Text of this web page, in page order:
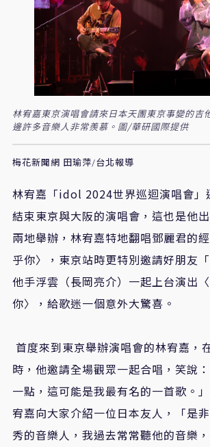
林宥嘉東京演唱會請來日本天團東京事變的吉
邊許多音樂人非常羨慕。圖/華研國際提供
梅花新聞網 田瑜萍/台北報導
林宥嘉「idol 2024世界巡迴演唱會
結束東京與大阪的演唱會，這也是他
兩地舉辦，林宥嘉特地翻唱鄧麗君的
乎你〉，東京站時更特別邀請好朋友
他手浮雲（長岡亮介）一起上台演出
你〉，給歌迷一個意外大驚喜。
首度來到東京舉辦演唱會的林宥嘉，
時，他邀請全場觀眾一起合唱，笑說
一點，這可能是我最有名的一首歌。
宥嘉向大家介紹一位日本友人，「是
秀的音樂人，我過去常常聽他的音樂